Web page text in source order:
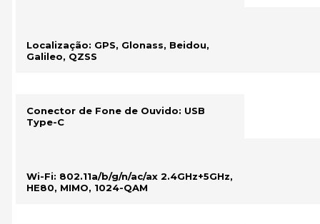
Localização: GPS, Glonass, Beidou,
Galileo, QZSS
Conector de Fone de Ouvido: USB
Type-C
Wi-Fi: 802.11a/b/g/n/ac/ax 2.4GHz+5GHz,
HE80, MIMO, 1024-QAM